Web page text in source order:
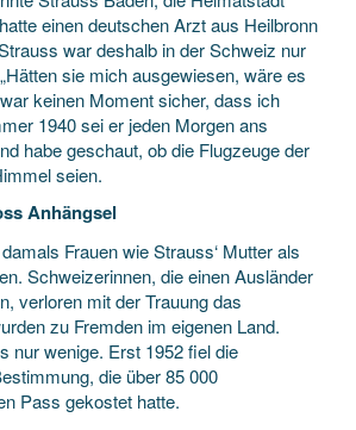
einen deutschen Arzt aus Heilbronn
war deshalb in der Schweiz nur
sie mich ausgewiesen, wäre es
keinen Moment sicher, dass ich
1940 sei er jeden Morgen ans
habe geschaut, ob die Flugzeuge der
seien.
Anhängsel
Frauen wie Strauss‘ Mutter als
Schweizerinnen, die einen Ausländer
verloren mit der Trauung das
zu Fremden im eigenen Land.
nur wenige. Erst 1952 fiel die
die über 85 000
Pass gekostet hatte.